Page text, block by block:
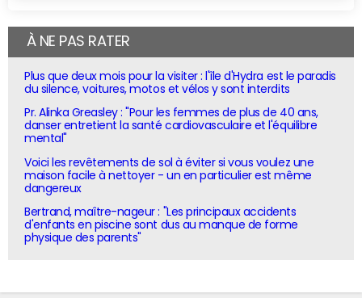
À NE PAS RATER
Plus que deux mois pour la visiter : l'île d'Hydra est le paradis
du silence, voitures, motos et vélos y sont interdits
Pr. Alinka Greasley : "Pour les femmes de plus de 40 ans,
danser entretient la santé cardiovasculaire et l'équilibre
mental"
Voici les revêtements de sol à éviter si vous voulez une
maison facile à nettoyer - un en particulier est même
dangereux
Bertrand, maître-nageur : "Les principaux accidents
d'enfants en piscine sont dus au manque de forme
physique des parents"